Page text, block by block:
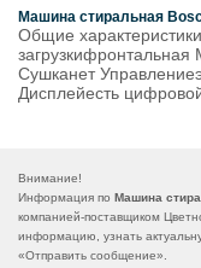
Машина стиральная
Общие
загрузкифронтальная
Сушканет
Дисплейесть
Внимание!
Информация по Машина
компанией-поставщиком
информацию, узнать
«Отправить сообщение».